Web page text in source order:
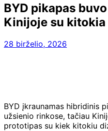
BYD pikapas
Kinijoje su
28 birželio, 2026
BYD įkraunamas hibridinis
užsienio rinkose, tačiau
prototipas su kiek kitokiu